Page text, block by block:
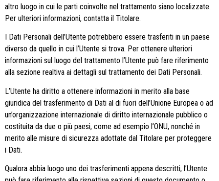
altro luogo in cui le parti coinvolte nel trattamento siano localizzate.
Per ulteriori informazioni, contatta il Titolare.
I Dati Personali dell’Utente potrebbero essere trasferiti in un paese
diverso da quello in cui l’Utente si trova. Per ottenere ulteriori
informazioni sul luogo del trattamento l’Utente può fare riferimento
alla sezione realtiva ai dettagli sul trattamento dei Dati Personali.
L’Utente ha diritto a ottenere informazioni in merito alla base
giuridica del trasferimento di Dati al di fuori dell’Unione Europea o ad
un’organizzazione internazionale di diritto internazionale pubblico o
costituita da due o più paesi, come ad esempio l’ONU, nonché in
merito alle misure di sicurezza adottate dal Titolare per proteggere
i Dati.
Qualora abbia luogo uno dei trasferimenti appena descritti, l’Utente